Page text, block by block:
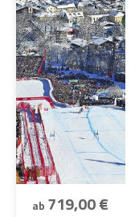
ab 719,00 €